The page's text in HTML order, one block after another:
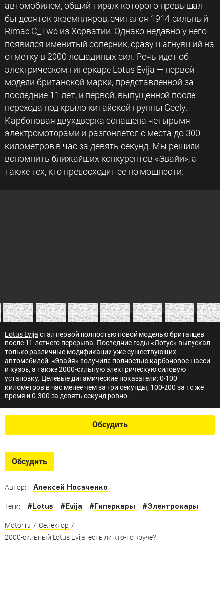
автомобилем, общий тираж которого превышал
бы десяток экземпляров, считался 1914-сильный
Rimac C_Two из Хорватии. Однако недавно у него
появился именитый соперник, сразу шагнувший на
отметку в 2000 лошадиных сил. Речь идет об
электрическом гиперкаре Lotus Evija — первой
модели британской марки, представленной за
последние 11 лет, и первой, выпущенной после
перехода под крыло китайской группы Geely.
Карбоновая двухдверка оснащена четырьмя
электромоторами и разгоняется с места до 300
километров в час за девять секунд. Мы решили
вспомнить ближайших конкурентов «Эвайи», а
также тех, кто превосходит ее по мощности.
Lotus Evija стал первой полностью новой моделью британцев
после 11-летнего перерыва. Последние годы «Лотус» выпускал
только различные модификации уже существующих
автомобилей. «Эвайя» получила полностью карбоновое шасси
и кузов, а также 2000-сильную электрическую силовую
установку. Целевые динамические показатели: 0-100
километров в час менее чем за три секунды, 100-200 за то же
время и 0-300 за девять секунд ровно.
Обсудить
Обсудить
Автор: Алексей Носаченко
Теги: #Lotus #Evija #Гиперкары #Электрокары
Motor.ru / Селектор /
2000-сильный Lotus Evija: есть ли кто-то круче?